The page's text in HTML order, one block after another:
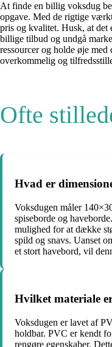
At finde en billig voksdug
opgave. Med de rigtige
pris og kvalitet. Husk, at
billige tilbud og undgå
ressourcer og holde øje
overkommelig og
Ofte
Hvad er
Voksdugen måler
spiseborde og
mulighed for at dække
spild og snavs. Uanset
et stort havebord, vil
Hvilket materiale
Voksdugen er lavet af
holdbar. PVC er kendt
rengøre egenskaber.